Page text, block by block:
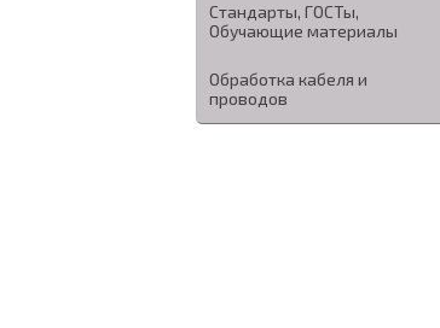
Стандарты, ГОСТы,
Обучающие материалы
Обработка кабеля и
проводов